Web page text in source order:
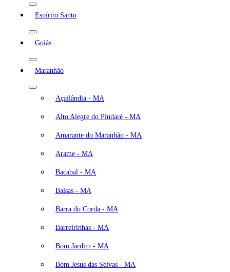
Espírito Santo
Goiás
Maranhão
Açailândia - MA
Alto Alegre do Pindaré - MA
Amarante do Maranhão - MA
Arame - MA
Bacabal - MA
Balsas - MA
Barra do Corda - MA
Barreirinhas - MA
Bom Jardim - MA
Bom Jesus das Selvas - MA